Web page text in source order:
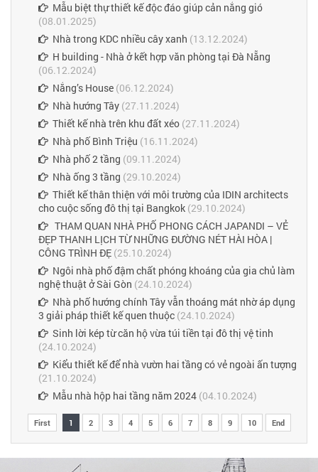
Mẫu biệt thự thiết kế độc đáo giúp cản nắng gió
(08.01.2025)
Nhà trong KDC nhiều cây xanh (13.12.2024)
H building - Nhà ở kết hợp văn phòng tại Đà Nẵng
(06.12.2024)
Nắng’s House (06.12.2024)
Nhà hướng Tây (27.11.2024)
Thiết kế nhà trên khu đất xéo (27.11.2024)
Nhà phố Bình Triệu (16.11.2024)
Nhà phố 2 tầng (09.11.2024)
Nhà ống 3 tầng (29.10.2024)
Thiết kế thân thiện với môi trường của IDIN architects
cho cuộc sống đô thị tại Bangkok (29.10.2024)
THAM QUAN NHÀ PHỐ PHONG CÁCH JAPANDI – VẺ
ĐẸP THANH LỊCH TỪ NHỮNG ĐƯỜNG NÉT HÀI HÒA |
CÔNG TRÌNH ĐẸ (25.10.2024)
Ngôi nhà phố đậm chất phóng khoáng của gia chủ làm
nghệ thuật ở Sài Gòn (24.10.2024)
Nhà phố hướng chính Tây vẫn thoáng mát nhờ áp dụng
3 giải pháp thiết kế quen thuộc (24.10.2024)
Sinh lời kép từ căn hộ vừa túi tiền tại đô thị vệ tinh
(24.10.2024)
Kiểu thiết kế để nhà vườn hai tầng có vẻ ngoài ấn tượng
(21.10.2024)
Mẫu nhà hộp hai tầng năm 2024 (04.10.2024)
First 1 2 3 4 5 6 7 8 9 10 End